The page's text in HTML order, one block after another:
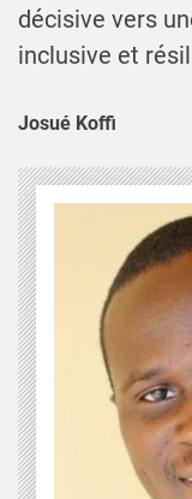
décisive vers
inclusive et
Josué Koffi